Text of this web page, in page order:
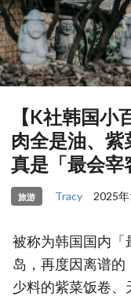
【K社韩国
肉全是油、
真是「最会宰
旅游 Tracy 2025
被称为韩国国内
岛，再度因离谱的
少料的紫菜饭卷